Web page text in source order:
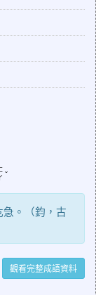
ˇ
。（鈞，古
觀看完整成語資料